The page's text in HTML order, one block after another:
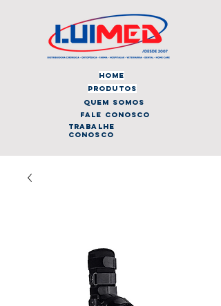
home
produtos
quem somos
fale conosco
trabalhe
conosco